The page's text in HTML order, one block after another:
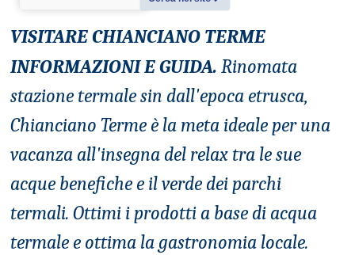
VISITARE CHIANCIANO TERME
INFORMAZIONI E GUIDA. Rinomata
stazione termale sin dall'epoca etrusca,
Chianciano Terme è la meta ideale per una
vacanza all'insegna del relax tra le sue
acque benefiche e il verde dei parchi
termali. Ottimi i prodotti a base di acqua
termale e ottima la gastronomia locale.